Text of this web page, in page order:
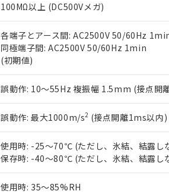
100MΩ以上 (DC500Vメガ)
各端子とアース間: AC2500V 50/60Hz
同極端子間: AC2500V 50/60Hz 1min
(初期値)
誤動作: 10～55Hz 複振幅 1.5mm (接点開
誤動作: 最大1000m/s2 (接点開離1ms以内)
使用時: -25～70℃ (ただし、氷結、結露し
保存時: -40～80℃ (ただし、氷結、結露し
使用時: 35～85%RH
さい。
※当社の共同利用者とは、"個人
いる法人を指します。
下記の非含有証明書をダウンロードする
EU RoHS指令（10物質）の非含有証明
51物質の非含有証明書（当社基準）
※本証明書は発行日時点で非含有を証
また、RoHS指令のフタル酸エステル
混在することから備考欄に対応日を記載
り割愛しております。